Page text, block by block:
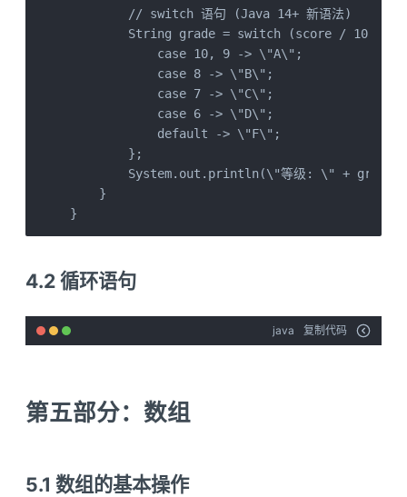
        // switch 语句 (Java 14+ 新语法)
        String grade = switch (score / 10) {
            case 10, 9 -> \"A\";
            case 8 -> \"B\";
            case 7 -> \"C\";
            case 6 -> \"D\";
            default -> \"F\";
        };
        System.out.println(\"等级: \" + grade);
    }
}
4.2 循环语句
java 复制代码
第五部分：数组
5.1 数组的基本操作